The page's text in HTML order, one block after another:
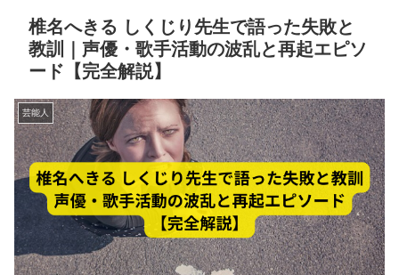
椎名へきる しくじり先生で語った失敗と
教訓｜声優・歌手活動の波乱と再起エピソ
ード【完全解説】
芸能人